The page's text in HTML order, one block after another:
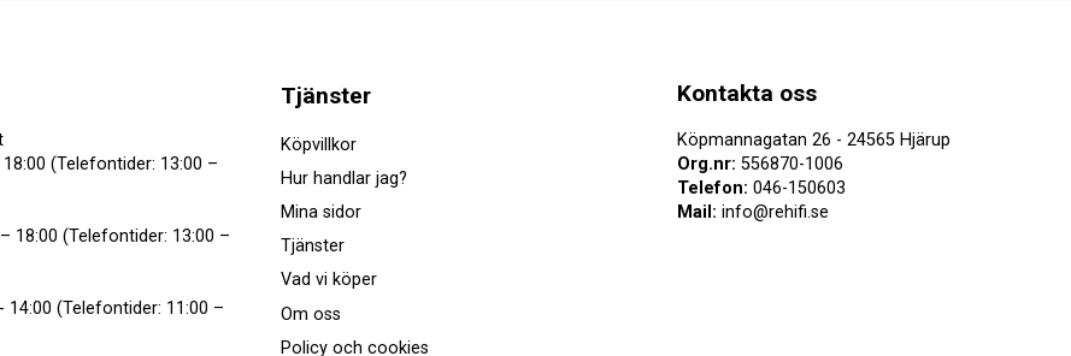
(Telefontider: 13:00 –
18:00 (Telefontider: 13:00 –
14:00 (Telefontider: 11:00 –
Kontakta oss
Köpmannagatan 26 - 24565 Hjärup
Org.nr: 556870-1006
Telefon: 046-150603
Mail: info@rehifi.se
Tjänster
Köpvillkor
Hur handlar jag?
Mina sidor
Tjänster
Vad vi köper
Om oss
Policy och cookies